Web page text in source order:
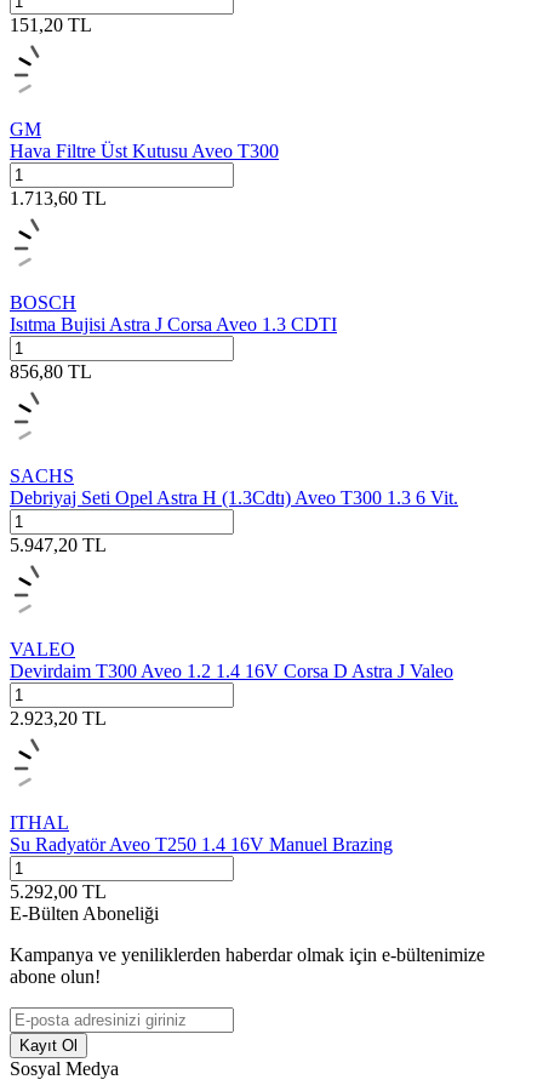
151,20 TL
GM
Hava Filtre Üst Kutusu Aveo T300
1.713,60 TL
BOSCH
Isıtma Bujisi Astra J Corsa Aveo 1.3 CDTI
856,80 TL
SACHS
Debriyaj Seti Opel Astra H (1.3Cdtı) Aveo T300 1.3 6 Vit.
5.947,20 TL
VALEO
Devirdaim T300 Aveo 1.2 1.4 16V Corsa D Astra J Valeo
2.923,20 TL
ITHAL
Su Radyatör Aveo T250 1.4 16V Manuel Brazing
5.292,00 TL
E-Bülten Aboneliği
Kampanya ve yeniliklerden haberdar olmak için e-bültenimize
abone olun!
Kayıt Ol
Sosyal Medya